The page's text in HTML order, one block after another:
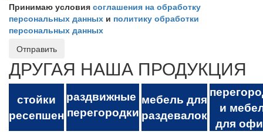
Принимаю условия соглашения на обработку
персональных данных и политику обработки
персональных данных
Отправить
ДРУГАЯ НАША ПРОДУКЦИЯ
стойки
ресепшен
раздвижные
перегородки
мебель для
раздевалок
и
для